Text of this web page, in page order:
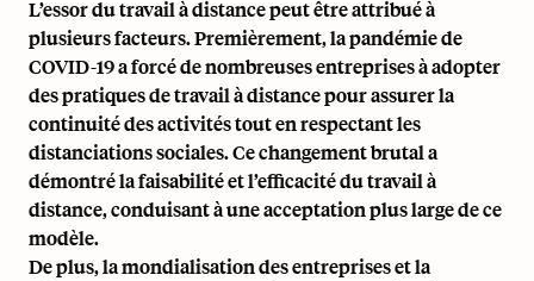
L’essor du travail à distance peut être attribué à
plusieurs facteurs. Premièrement, la pandémie de
COVID-19 a forcé de nombreuses entreprises à adopter
des pratiques de travail à distance pour assurer la
continuité des activités tout en respectant les
distanciations sociales. Ce changement brutal a
démontré la faisabilité et l’efficacité du travail à
distance, conduisant à une acceptation plus large de ce
modèle.
De plus, la mondialisation des entreprises et la